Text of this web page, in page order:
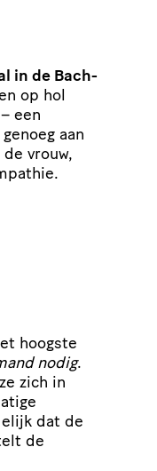
in de Bach-
op hol
een
aan
vrouw,
hoogste
nodig.
zich in
dat de
de